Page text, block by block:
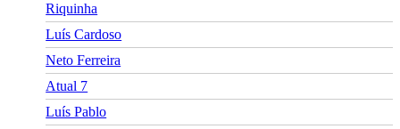
Riquinha
Luís Cardoso
Neto Ferreira
Atual 7
Luís Pablo